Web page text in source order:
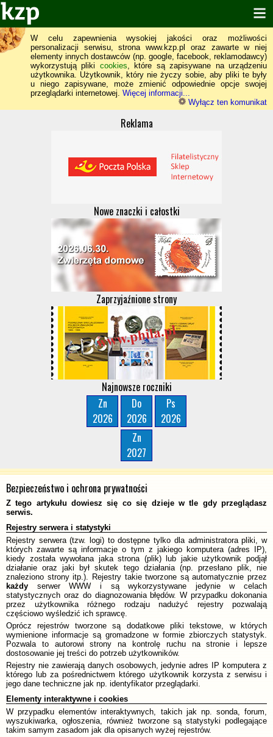
W celu zapewnienia wysokiej jakości oraz możliwości
personalizacji serwisu, strona www.kzp.pl oraz zawarte w niej
elementy innych dostawców (np. google, facebook, reklamodawcy)
wykorzystują pliki cookies, które są zapisywane na urządzeniu
użytkownika. Użytkownik, który nie życzy sobie, aby pliki te były
u niego zapisywane, może zmienić odpowiednie opcje swojej
przeglądarki internetowej. Więcej informacji...
Wyłącz ten komunikat
Reklama
Nowe znaczki i całostki
Zaprzyjaźnione strony
Najnowsze roczniki
Zn
2026
Do
2026
Ps
2026
Zn
2027
Bezpieczeństwo i ochrona prywatności
Z tego artykułu dowiesz się co się dzieje w tle gdy przeglądasz
serwis.
Rejestry serwera i statystyki
Rejestry serwera (tzw. logi) to dostępne tylko dla administratora pliki, w
których zawarte są informacje o tym z jakiego komputera (adres IP),
kiedy została wywołana jaka strona (plik) lub jakie użytkownik podjął
działanie oraz jaki był skutek tego działania (np. przesłano plik, nie
znaleziono strony itp.). Rejestry takie tworzone są automatycznie przez
każdy serwer WWW i są wykorzystywane jedynie w celach
statystycznych oraz do diagnozowania błędów. W przypadku dokonania
przez użytkownika różnego rodzaju nadużyć rejestry pozwalają
częściowo wyśledzić ich sprawcę.
Oprócz rejestrów tworzone są dodatkowe pliki tekstowe, w których
wymienione informacje są gromadzone w formie zbiorczych statystyk.
Pozwala to autorowi strony na kontrolę ruchu na stronie i lepsze
dostosowanie jej treści do potrzeb użytkowników.
Rejestry nie zawierają danych osobowych, jedynie adres IP komputera z
którego lub za pośrednictwem którego użytkownik korzysta z serwisu i
jego dane techniczne jak np. identyfikator przeglądarki.
Elementy interaktywne i cookies
W przypadku elementów interaktywnych, takich jak np. sonda, forum,
wyszukiwarka, ogłoszenia, również tworzone są statystyki podlegające
takim samym zasadom jak dla opisanych wyżej rejestrów.